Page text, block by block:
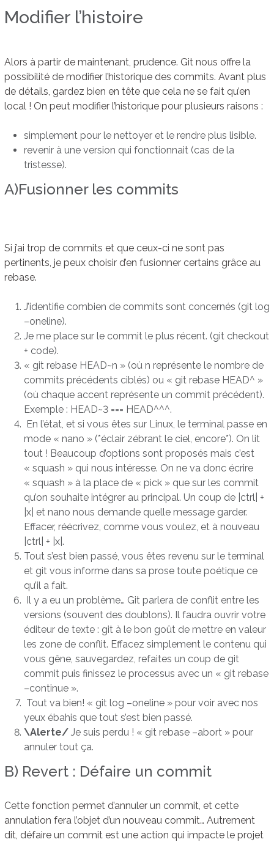
Modifier l’histoire
Alors à partir de maintenant, prudence. Git nous offre la
possibilité de modifier l’historique des commits. Avant plus
de détails, gardez bien en tête que cela ne se fait qu’en
local ! On peut modifier l’historique pour plusieurs raisons :
simplement pour le nettoyer et le rendre plus lisible.
revenir à une version qui fonctionnait (cas de la
tristesse).
A)Fusionner les commits
Si j’ai trop de commits et que ceux-ci ne sont pas
pertinents, je peux choisir d’en fusionner certains grâce au
rebase.
J’identifie combien de commits sont concernés (git log
–oneline).
Je me place sur le commit le plus récent. (git checkout
+ code).
« git rebase HEAD~n » (où n représente le nombre de
commits précédents ciblés) ou « git rebase HEAD^ »
(où chaque accent représente un commit précédent).
Exemple : HEAD~3 === HEAD^^^.
En l’état, et si vous êtes sur Linux, le terminal passe en
mode « nano » (*éclair zébrant le ciel, encore*). On lit
tout ! Beaucoup d’options sont proposés mais c’est
« squash » qui nous intéresse. On ne va donc écrire
« squash » à la place de « pick » que sur les commit
qu’on souhaite intégrer au principal. Un coup de |ctrl| +
|x| et nano nous demande quelle message garder.
Effacer, réécrivez, comme vous voulez, et à nouveau
|ctrl| + |x|.
Tout s’est bien passé, vous êtes revenu sur le terminal
et git vous informe dans sa prose toute poétique ce
qu’il a fait.
Il y a eu un problème… Git parlera de conflit entre les
versions (souvent des doublons). Il faudra ouvrir votre
éditeur de texte : git à le bon goût de mettre en valeur
les zone de conflit. Effacez simplement le contenu qui
vous gêne, sauvegardez, refaites un coup de git
commit puis finissez le processus avec un « git rebase
–continue ».
Tout va bien! « git log –oneline » pour voir avec nos
yeux ébahis que tout s’est bien passé.
\Alerte/ Je suis perdu ! « git rebase –abort » pour
annuler tout ça.
B) Revert : Défaire un commit
Cette fonction permet d’annuler un commit, et cette
annulation fera l’objet d’un nouveau commit… Autrement
dit, défaire un commit est une action qui impacte le projet